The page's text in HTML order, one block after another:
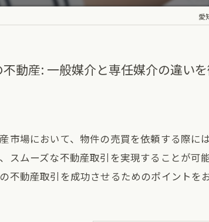
愛
動産: 一般媒介と専任媒介の違い
市場において、物件の売買を依頼する際
スムーズな不動産取引を実現することが
不動産取引を成功させるためのポイントを